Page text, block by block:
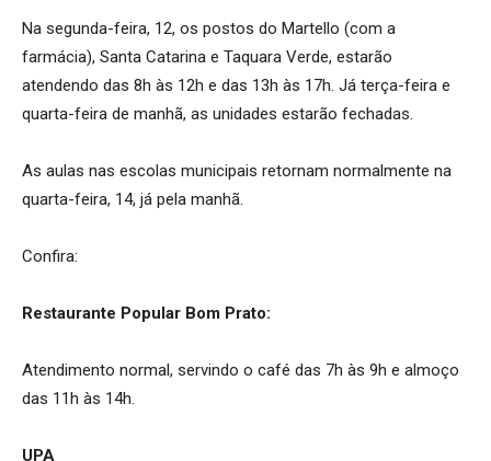
Na segunda-feira, 12, os postos do Martello (com a
farmácia), Santa Catarina e Taquara Verde, estarão
atendendo das 8h às 12h e das 13h às 17h. Já terça-feira e
quarta-feira de manhã, as unidades estarão fechadas.
As aulas nas escolas municipais retornam normalmente na
quarta-feira, 14, já pela manhã.
Confira:
Restaurante Popular Bom Prato:
Atendimento normal, servindo o café das 7h às 9h e almoço
das 11h às 14h.
UPA